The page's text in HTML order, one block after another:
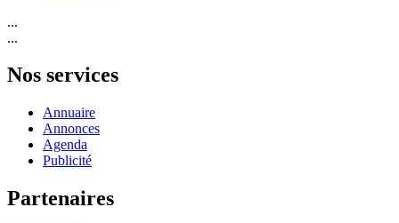
...
...
Nos services
Annuaire
Annonces
Agenda
Publicité
Partenaires